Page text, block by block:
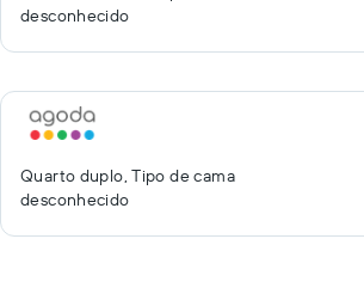
desconhecido
Quarto duplo, Tipo de cama
desconhecido